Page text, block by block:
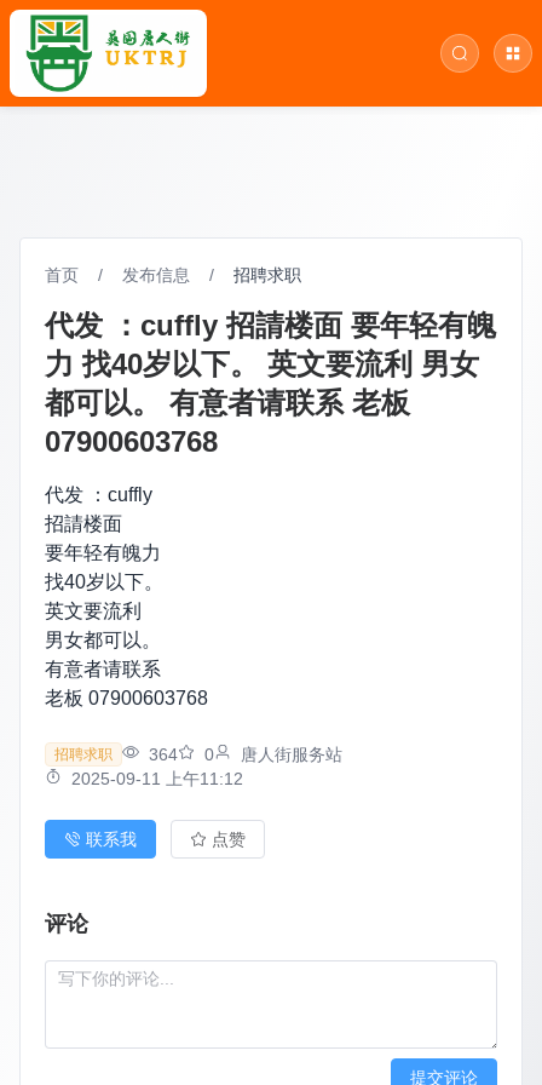
首页 / 发布信息 / 招聘求职
代发 ：cuffly 招請楼面 要年轻有魄
力 找40岁以下。 英文要流利 男女
都可以。 有意者请联系 老板
07900603768
代发 ：cuffly
招請楼面
要年轻有魄力
找40岁以下。
英文要流利
男女都可以。
有意者请联系
老板 07900603768
招聘求职 364 0
唐人街服务站
2025-09-11 上午11:12
联系我 点赞
评论
提交评论